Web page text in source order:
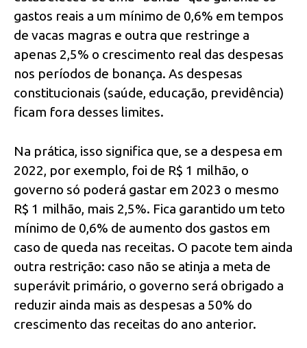
gastos reais a um mínimo de 0,6% em tempos
de vacas magras e outra que restringe a
apenas 2,5% o crescimento real das despesas
nos períodos de bonança. As despesas
constitucionais (saúde, educação, previdência)
ficam fora desses limites.
Na prática, isso significa que, se a despesa em
2022, por exemplo, foi de R$ 1 milhão, o
governo só poderá gastar em 2023 o mesmo
R$ 1 milhão, mais 2,5%. Fica garantido um teto
mínimo de 0,6% de aumento dos gastos em
caso de queda nas receitas. O pacote tem ainda
outra restrição: caso não se atinja a meta de
superávit primário, o governo será obrigado a
reduzir ainda mais as despesas a 50% do
crescimento das receitas do ano anterior.